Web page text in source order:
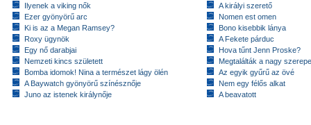
Ilyenek a viking nők
Ezer gyönyörű arc
Ki is az a Megan Ramsey?
Roxy ügynök
Egy nő darabjai
Nemzeti kincs született
Bomba idomok! Nina a természet lágy ölén
A Baywatch gyönyörű színésznője
Juno az istenek királynője
A királyi szerető
Nomen est omen
Bono kisebbik lánya
A Fekete párduc
Hova tűnt Jenn Proske?
Megtalálták a nagy
Az egyik gyűrű az övé
Nem egy félős alkat
A beavatott